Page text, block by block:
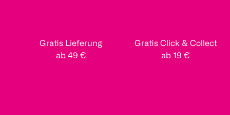
Gratis Lieferung
ab 49 €
Gratis Click & Collect
ab 19 €